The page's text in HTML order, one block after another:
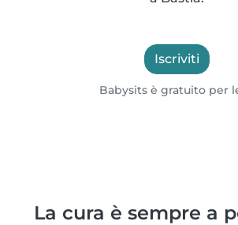
Iscriviti
Babysits è gratuito per
La cura è sempre a